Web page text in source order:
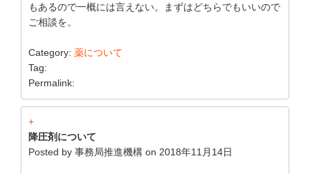
もあるので一概には言えない。まずはどちらでもいいので
ご相談を。
Category: 薬について
Tag:
Permalink:
+
降圧剤について
Posted by 事務局推進機構 on 2018年11月14日